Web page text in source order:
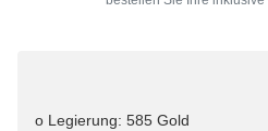
o Legierung: 585 Gold